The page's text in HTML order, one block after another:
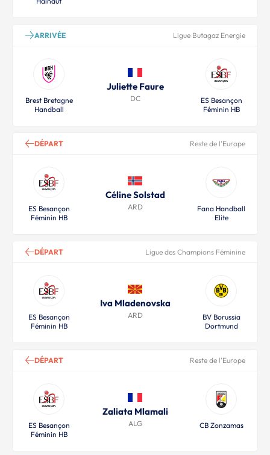
ARRIVÉE Ligue Butagaz Energie
Brest Bretagne
Handball
Juliette Faure
DC
ES Besançon
Féminin HB
DÉPART Reste de l'Europe
ES Besançon
Féminin HB
Céline Solstad
ARD
Fana Handball
Elite
DÉPART Ligue des Champions Féminine
ES Besançon
Féminin HB
Iva Mladenovska
ARD
BV Borussia
Dortmund
DÉPART Reste de l'Europe
ES Besançon
Féminin HB
Zaliata Mlamali
ALG CB Zonzamas